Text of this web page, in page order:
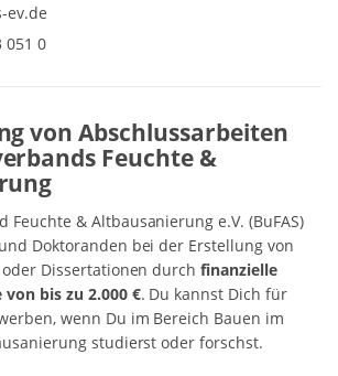
ev.de
051 0
von Abschlussarbeiten
Feuchte &
Feuchte & Altbausanierung e.V. (BuFAS)
Doktoranden bei der Erstellung von
Dissertationen durchfinanzielle
von bis zu 2.000 €. Du kannst Dich für
wenn Du im Bereich Bauen im
studierst oder forschst.